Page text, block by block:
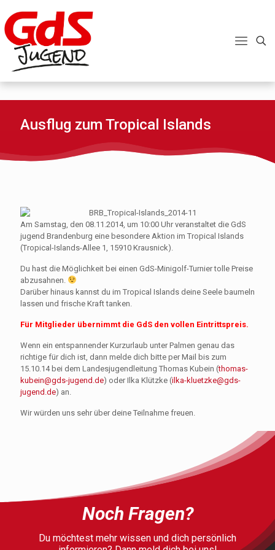
Ausflug zum Tropical Islands
Am Samstag, den 08.11.2014, um 10:00 Uhr veranstaltet die GdS
jugend Brandenburg eine besondere Aktion im Tropical Islands
(Tropical-Islands-Allee 1, 15910 Krausnick).
Du hast die Möglichkeit bei einen GdS-Minigolf-Turnier tolle Preise
abzusahnen.
Darüber hinaus kannst du im Tropical Islands deine Seele baumeln
lassen und frische Kraft tanken.
Für Mitglieder übernimmt die GdS den vollen Eintrittspreis.
Wenn ein entspannender Kurzurlaub unter Palmen genau das
richtige für dich ist, dann melde dich bitte per Mail bis zum
15.10.14 bei dem Landesjugendleitung Thomas Kubein (thomas-
kubein@gds-jugend.de) oder Ilka Klützke (ilka-kluetzke@gds-
jugend.de) an.
Wir würden uns sehr über deine Teilnahme freuen.
Noch Fragen?
Du möchtest mehr wissen und dich persönlich